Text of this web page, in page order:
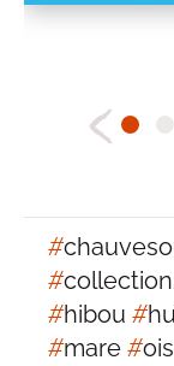
#
#
#hibou #
#mare #